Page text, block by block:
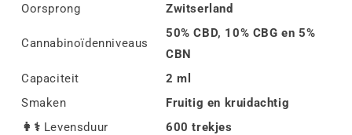
Oorsprong Zwitserland
Cannabinoïdenniveaus
50% CBD, 10% CBG en 5%
CBN
Capaciteit
2 ml
Smaken
Fruitig en kruidachtig
👩⚕️ Levensduur
600 trekjes